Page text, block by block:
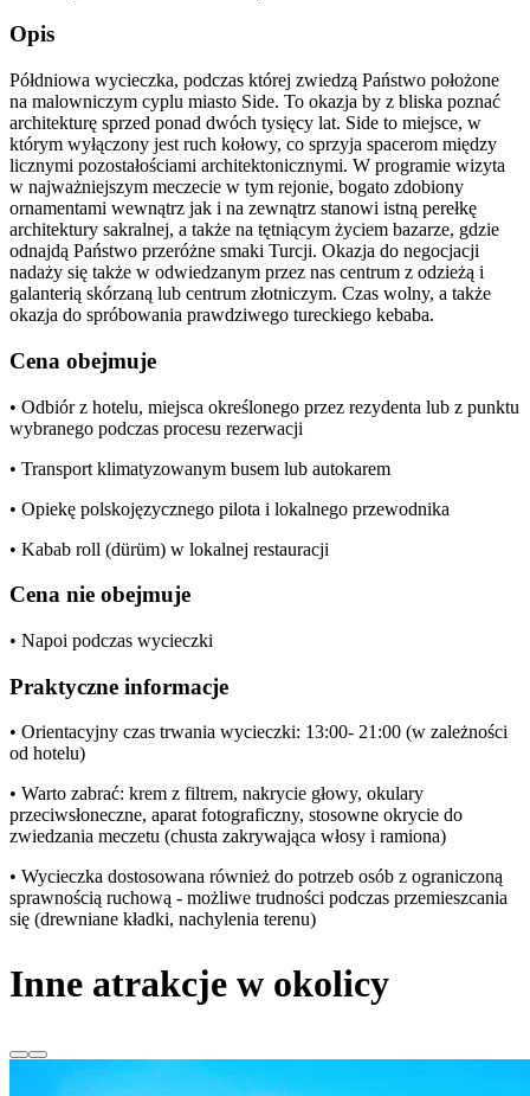
Opis
Półdniowa wycieczka, podczas której zwiedzą Państwo położone
na malowniczym cyplu miasto Side. To okazja by z bliska poznać
architekturę sprzed ponad dwóch tysięcy lat. Side to miejsce, w
którym wyłączony jest ruch kołowy, co sprzyja spacerom między
licznymi pozostałościami architektonicznymi. W programie wizyta
w najważniejszym meczecie w tym rejonie, bogato zdobiony
ornamentami wewnątrz jak i na zewnątrz stanowi istną perełkę
architektury sakralnej, a także na tętniącym życiem bazarze, gdzie
odnajdą Państwo przeróżne smaki Turcji. Okazja do negocjacji
nadaży się także w odwiedzanym przez nas centrum z odzieżą i
galanterią skórzaną lub centrum złotniczym. Czas wolny, a także
okazja do spróbowania prawdziwego tureckiego kebaba.
Cena obejmuje
• Odbiór z hotelu, miejsca określonego przez rezydenta lub z punktu
wybranego podczas procesu rezerwacji
• Transport klimatyzowanym busem lub autokarem
• Opiekę polskojęzycznego pilota i lokalnego przewodnika
• Kabab roll (dürüm) w lokalnej restauracji
Cena nie obejmuje
• Napoi podczas wycieczki
Praktyczne informacje
• Orientacyjny czas trwania wycieczki: 13:00- 21:00 (w zależności
od hotelu)
• Warto zabrać: krem z filtrem, nakrycie głowy, okulary
przeciwsłoneczne, aparat fotograficzny, stosowne okrycie do
zwiedzania meczetu (chusta zakrywająca włosy i ramiona)
• Wycieczka dostosowana również do potrzeb osób z ograniczoną
sprawnością ruchową - możliwe trudności podczas przemieszcania
się (drewniane kładki, nachylenia terenu)
Inne atrakcje w okolicy